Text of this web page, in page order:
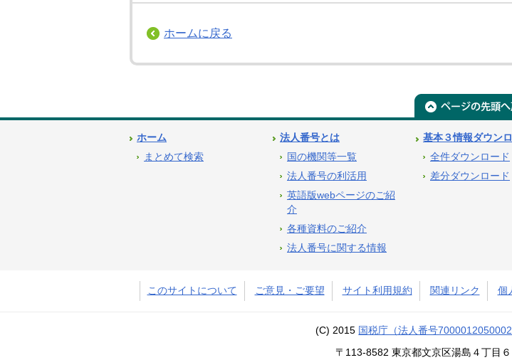
ホームに戻る
ホーム
まとめて検索
法人番号とは
国の機関等一覧
法人番号の利活用
英語版webページのご紹
介
各種資料のご紹介
法人番号に関する情報
基本３情報ダウン
全件ダウンロード
差分ダウンロード
このサイトについて ご意見・ご要望 サイト利用規約 関連リンク 個
(C) 2015 国税庁（法人番号7000012050002
〒113-8582 東京都文京区湯島４丁目